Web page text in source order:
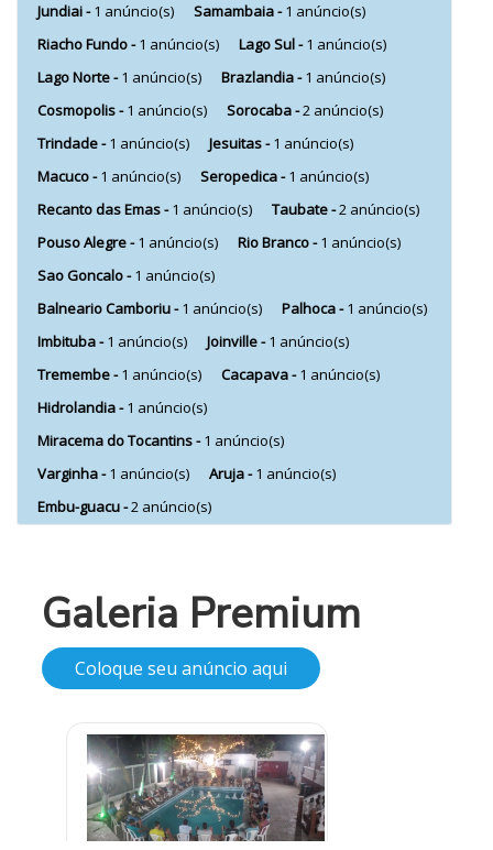
Jundiai -1 anúncio(s) Samambaia -1 anúncio(s)
Riacho Fundo -1 anúncio(s) Lago Sul -1 anúncio(s)
Lago Norte -1 anúncio(s) Brazlandia -1 anúncio(s)
Cosmopolis -1 anúncio(s) Sorocaba -2 anúncio(s)
Trindade -1 anúncio(s) Jesuitas -1 anúncio(s)
Macuco -1 anúncio(s) Seropedica -1 anúncio(s)
Recanto das Emas -1 anúncio(s) Taubate -2 anúncio(s)
Pouso Alegre -1 anúncio(s) Rio Branco -1 anúncio(s)
Sao Goncalo -1 anúncio(s)
Balneario Camboriu -1 anúncio(s) Palhoca -1 anúncio(s)
Imbituba -1 anúncio(s) Joinville -1 anúncio(s)
Tremembe -1 anúncio(s) Cacapava -1 anúncio(s)
Hidrolandia -1 anúncio(s)
Miracema do Tocantins -1 anúncio(s)
Varginha -1 anúncio(s) Aruja -1 anúncio(s)
Embu-guacu -2 anúncio(s)
Galeria Premium
Coloque seu anúncio aqui